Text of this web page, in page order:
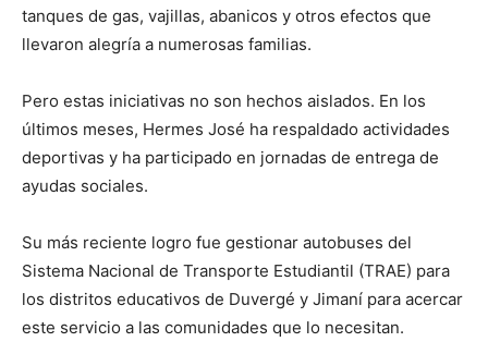
tanques de gas, vajillas, abanicos y otros efectos que
llevaron alegría a numerosas familias.
Pero estas iniciativas no son hechos aislados. En los
últimos meses, Hermes José ha respaldado actividades
deportivas y ha participado en jornadas de entrega de
ayudas sociales.
Su más reciente logro fue gestionar autobuses del
Sistema Nacional de Transporte Estudiantil (TRAE) para
los distritos educativos de Duvergé y Jimaní para acercar
este servicio a las comunidades que lo necesitan.